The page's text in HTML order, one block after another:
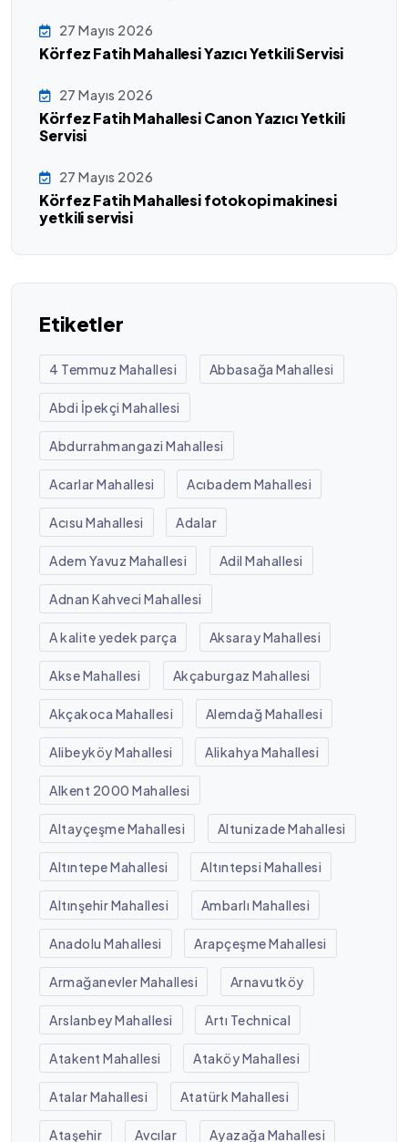
27 Mayıs 2026
Körfez Fatih Mahallesi Yazıcı Yetkili Servisi
27 Mayıs 2026
Körfez Fatih Mahallesi Canon Yazıcı Yetkili
Servisi
27 Mayıs 2026
Körfez Fatih Mahallesi fotokopi makinesi
yetkili servisi
Etiketler
4 Temmuz Mahallesi Abbasağa Mahallesi
Abdi İpekçi Mahallesi
Abdurrahmangazi Mahallesi
Acarlar Mahallesi Acıbadem Mahallesi
Acısu Mahallesi Adalar
Adem Yavuz Mahallesi Adil Mahallesi
Adnan Kahveci Mahallesi
A kalite yedek parça Aksaray Mahallesi
Akse Mahallesi Akçaburgaz Mahallesi
Akçakoca Mahallesi Alemdağ Mahallesi
Alibeyköy Mahallesi Alikahya Mahallesi
Alkent 2000 Mahallesi
Altayçeşme Mahallesi Altunizade Mahallesi
Altıntepe Mahallesi Altıntepsi Mahallesi
Altınşehir Mahallesi Ambarlı Mahallesi
Anadolu Mahallesi Arapçeşme Mahallesi
Armağanevler Mahallesi Arnavutköy
Arslanbey Mahallesi Artı Technical
Atakent Mahallesi Ataköy Mahallesi
Atalar Mahallesi Atatürk Mahallesi
Ataşehir Avcılar Ayazağa Mahallesi